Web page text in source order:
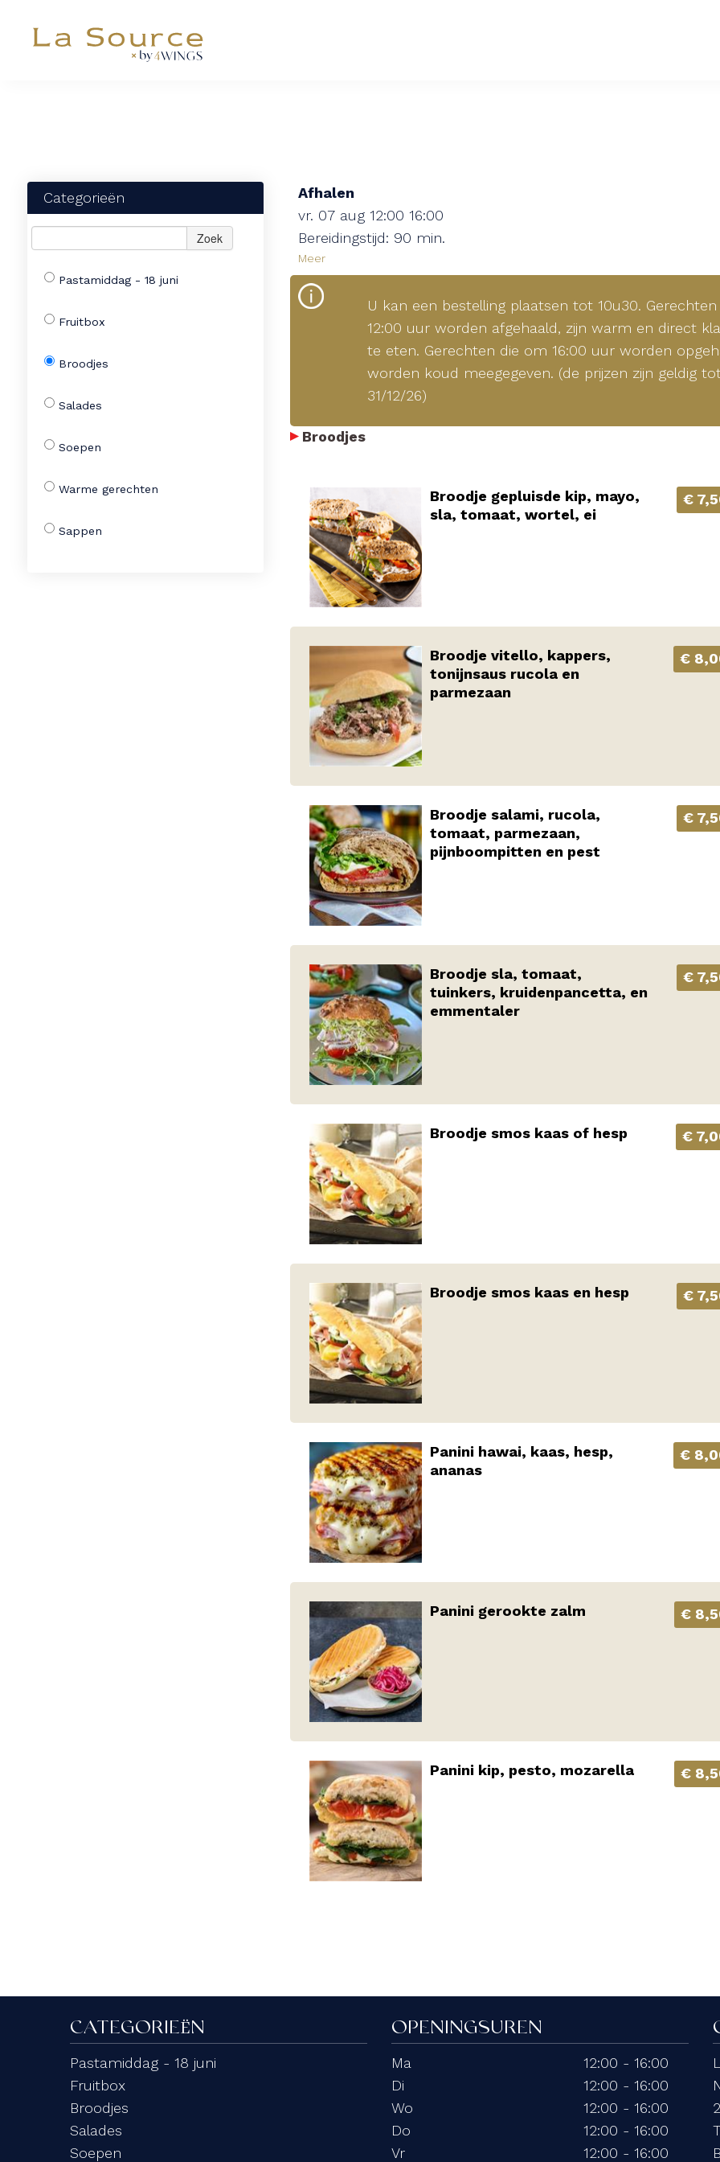
Categorieën
Zoek
Pastamiddag - 18 juni
Fruitbox
Broodjes
Salades
Soepen
Warme gerechten
Sappen
Afhalen
vr. 07 aug12:00 16:00
Bereidingstijd: 90 min.
Meer
U kan een bestelling plaatsen tot 10u30.
12:00 uur worden afgehaald, zijn warm en direct
te eten. Gerechten die om 16:00 uur worden
worden koud meegegeven. (de prijzen zijn geldig
31/12/26)
Broodjes
Broodje gepluisde kip, mayo,
sla, tomaat, wortel, ei
€
Broodje vitello, kappers,
tonijnsaus rucola en
parmezaan
€
Broodje salami, rucola,
tomaat, parmezaan,
pijnboompitten en pest
€
Broodje sla, tomaat,
tuinkers, kruidenpancetta, en
emmentaler
€
Broodje smos kaas of hesp €
Broodje smos kaas en hesp €
Panini hawai, kaas, hesp,
ananas
€
Panini gerookte zalm €
Panini kip, pesto, mozarella €
CATEGORIEËN
Pastamiddag - 18 juni
Fruitbox
Broodjes
Salades
Soepen
OPENINGSUREN
Ma
12:00 - 16:00
Di
12:00 - 16:00
Wo
12:00 - 16:00
Do
12:00 - 16:00
Vr
12:00 - 16:00